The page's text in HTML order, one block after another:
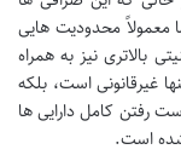
معمولاً محدودیت هایی
بالاتری نیز به همراه
غیرقانونی است، بلکه
رفتن کامل دارایی ها
شده است.